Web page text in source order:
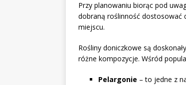
Przy planowaniu biorąc pod
dobraną roślinność dostosować
miejscu.
Rośliny doniczkowe są
różne kompozycje. Wśród
Pelargonie – to jedne z